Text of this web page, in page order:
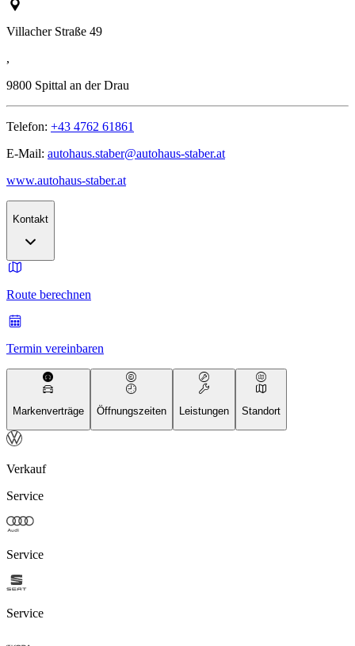
Villacher Straße 49
,
9800 Spittal an der Drau
Telefon: +43 4762 61861
E-Mail: autohaus.staber@autohaus-staber.at
www.autohaus-staber.at
Kontakt
Route berechnen
Termin vereinbaren
Markenverträge Öffnungszeiten Leistungen Standort
Verkauf
Service
Service
Service